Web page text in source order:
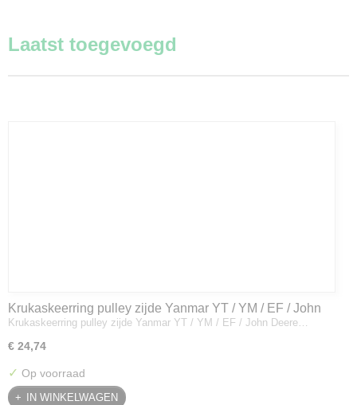
Laatst toegevoegd
Krukaskeerring pulley zijde Yanmar YT / YM / EF / John
Deere - 119934-01800
Krukaskeerring pulley zijde Yanmar YT / YM / EF / John Deere…
€ 24,74
✓ Op voorraad
IN WINKELWAGEN